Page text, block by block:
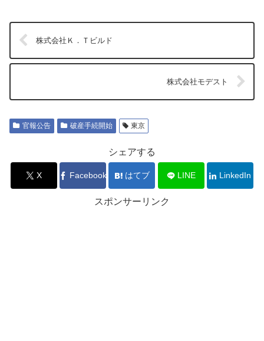
株式会社Ｋ．Ｔビルド
株式会社モデスト
官報公告 破産手続開始 東京
シェアする
X Facebook はてブ LINE LinkedIn
スポンサーリンク